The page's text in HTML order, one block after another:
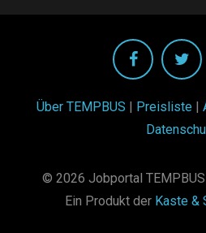
Über TEMPBUS Preisliste |
© 2026 Jobportal
Ein Produkt der Kaste &